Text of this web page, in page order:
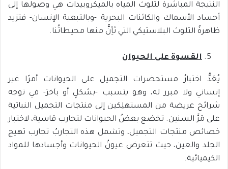
النتيجة المباشرة لتلوث المياه بالميكروبيدات هي وصولها إلى
أجساد الأسماك والكائنات البحرية -وبالتبعية الإنسان- فتزيد
ظاهرةُ التلوث البلاستيكي التي تَأِنُّ منها محيطاتُنا.
القسوة على الحيوان
يُعَدُّ اختبارُ مستحضرات التجميل على الحيوانات أمرًا غير
إنساني ولا مبرر له، وهو يتسبب -بشكلٍ أو بآخرَ- في توجه
شرائح عريضة من المستهلِكين إلى منتجات التجميل النباتية
على مَرَّ السنين. تخضع بعضُ الحيوانات لتجارب قاسية، لاختبار
خصائص منتجات التجميل، وتشمل هذه التجاربُ تجارب تهيج
الجلد والعين، حيث تتعرض عيونُ الحيوانات وأجسادها للمواد
الكيميائية.